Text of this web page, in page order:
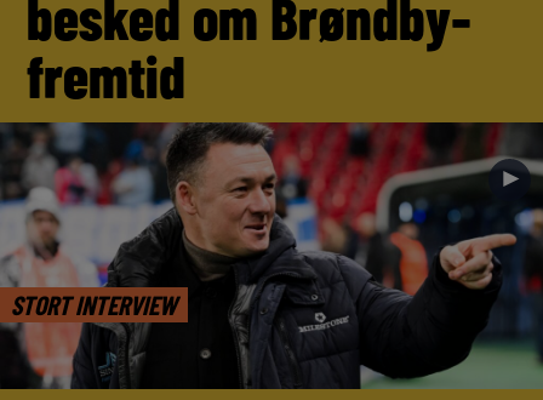
besked om Brøndby-
fremtid
STORT INTERVIEW
►